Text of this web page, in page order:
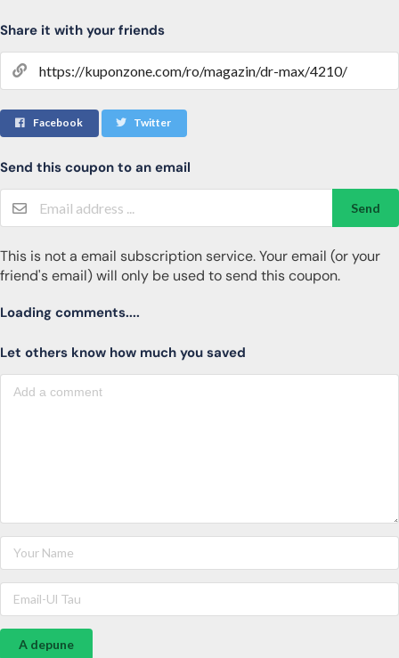
Share it with your friends
Facebook Twitter
Send this coupon to an email
Send
This is not a email subscription service. Your email (or your
friend's email) will only be used to send this coupon.
Loading comments....
Let others know how much you saved
A depune